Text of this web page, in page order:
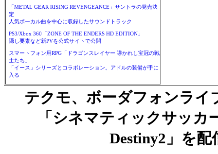
「METAL GEAR RISING REVENGEANCE」サントラの発売決
定
人気ボーカル曲を中心に収録したサウンドトラック
PS3/Xbox 360「ZONE OF THE ENDERS HD EDITION」
隠し要素など新PVを公式サイトで公開
スマートフォン用RPG「ドラゴンスレイヤー 導かれし宝冠の戦
士たち」
「イース」シリーズとコラボレーション。アドルの装備が手に
入る
テクモ、ボーダフォンライ
「シネマティックサッカ
Destiny2」を配